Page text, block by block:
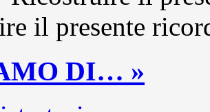
il presente
DI… »